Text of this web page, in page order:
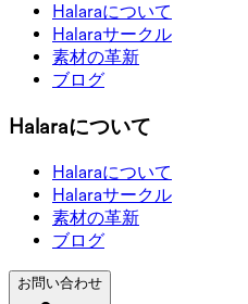
Halaraについて
Halaraサークル
素材の革新
ブログ
Halaraについて
Halaraについて
Halaraサークル
素材の革新
ブログ
お問い合わせ